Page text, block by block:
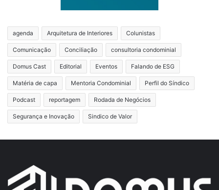
agenda Arquitetura de Interiores Colunistas
Comunicação Conciliação consultoria condominial
Domus Cast Editorial Eventos Falando de ESG
Matéria de capa Mentoria Condominial Perfil do Síndico
Podcast reportagem Rodada de Negócios
Segurança e Inovação Sindico de Valor